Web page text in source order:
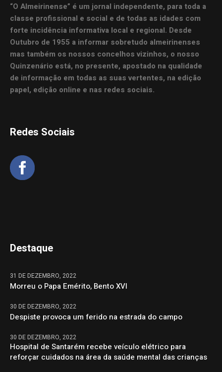
“O Almeirinense” é um jornal independente, para toda a
classe profissional e social e de todas as idades com
forte incidência informativa local e regional. Desde
Outubro de 1955 a informar sobretudo almeirinenses
mas também os nossos concelhos vizinhos, o nosso
Quinzenário está, no presente, apostado na qualidade
de informação em todas as suas vertentes, na edição
papel, edição online e nas redes sociais.
Redes Sociais
Destaque
31 DE DEZEMBRO, 2022
Morreu o Papa Emérito, Bento XVI
30 DE DEZEMBRO, 2022
Despiste provoca um ferido na estrada do campo
30 DE DEZEMBRO, 2022
Hospital de Santarém recebe veículo elétrico para
reforçar cuidados na área da saúde mental das crianças